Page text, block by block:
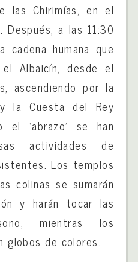
las Chirimías, en el
a las 11:30
cadena humana que
Albaicín, desde el
ascendiendo por la
la Cuesta del Rey
el ‘abrazo’ se han
actividades de
Los templos
colinas se sumarán
y harán tocar las
mientras los
globos de colores.